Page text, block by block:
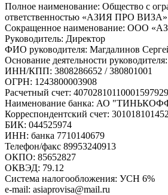
Полное наименование: Общество с
ответственностью «АЗИЯ ПРО ВИЗА»
Сокращенное наименование: ООО
Руководитель: Директор
ФИО руководителя: Магдалинов
Основание деятельности
ИНН/КПП: 3808286652 / 380801001
ОГРН: 1243800003908
Расчетный счет: 40702810110001597929
Наименование банка: АО
Корреспондентский счет:
БИК: 044525974
ИНН: банка 7710140679
Телефон/факс 89953240913
ОКПО: 85652827
ОКВЭД: 79.12
Система налогообложения: УСН 6%
e-mail: asiaprovisa@mail.ru